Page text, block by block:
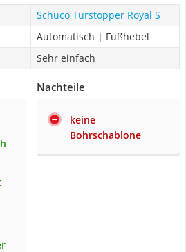
Schüco Türstopper Royal S
Automatisch | Fußhebel
Sehr einfach
Nachteile
keine
Bohrschablone